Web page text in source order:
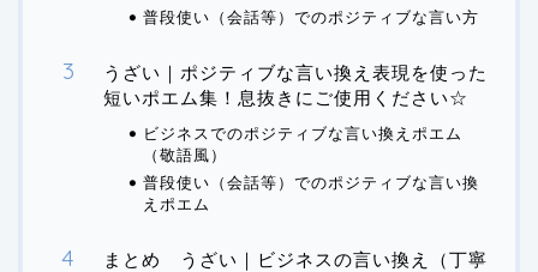
普段使い（会話等）でのポジティブな言い方
うざい｜ポジティブな言い換え表現を使った
短いポエム集！息抜きにご使用ください☆
ビジネスでのポジティブな言い換えポエム
（敬語風）
普段使い（会話等）でのポジティブな言い換
えポエム
まとめ うざい｜ビジネスの言い換え（丁寧